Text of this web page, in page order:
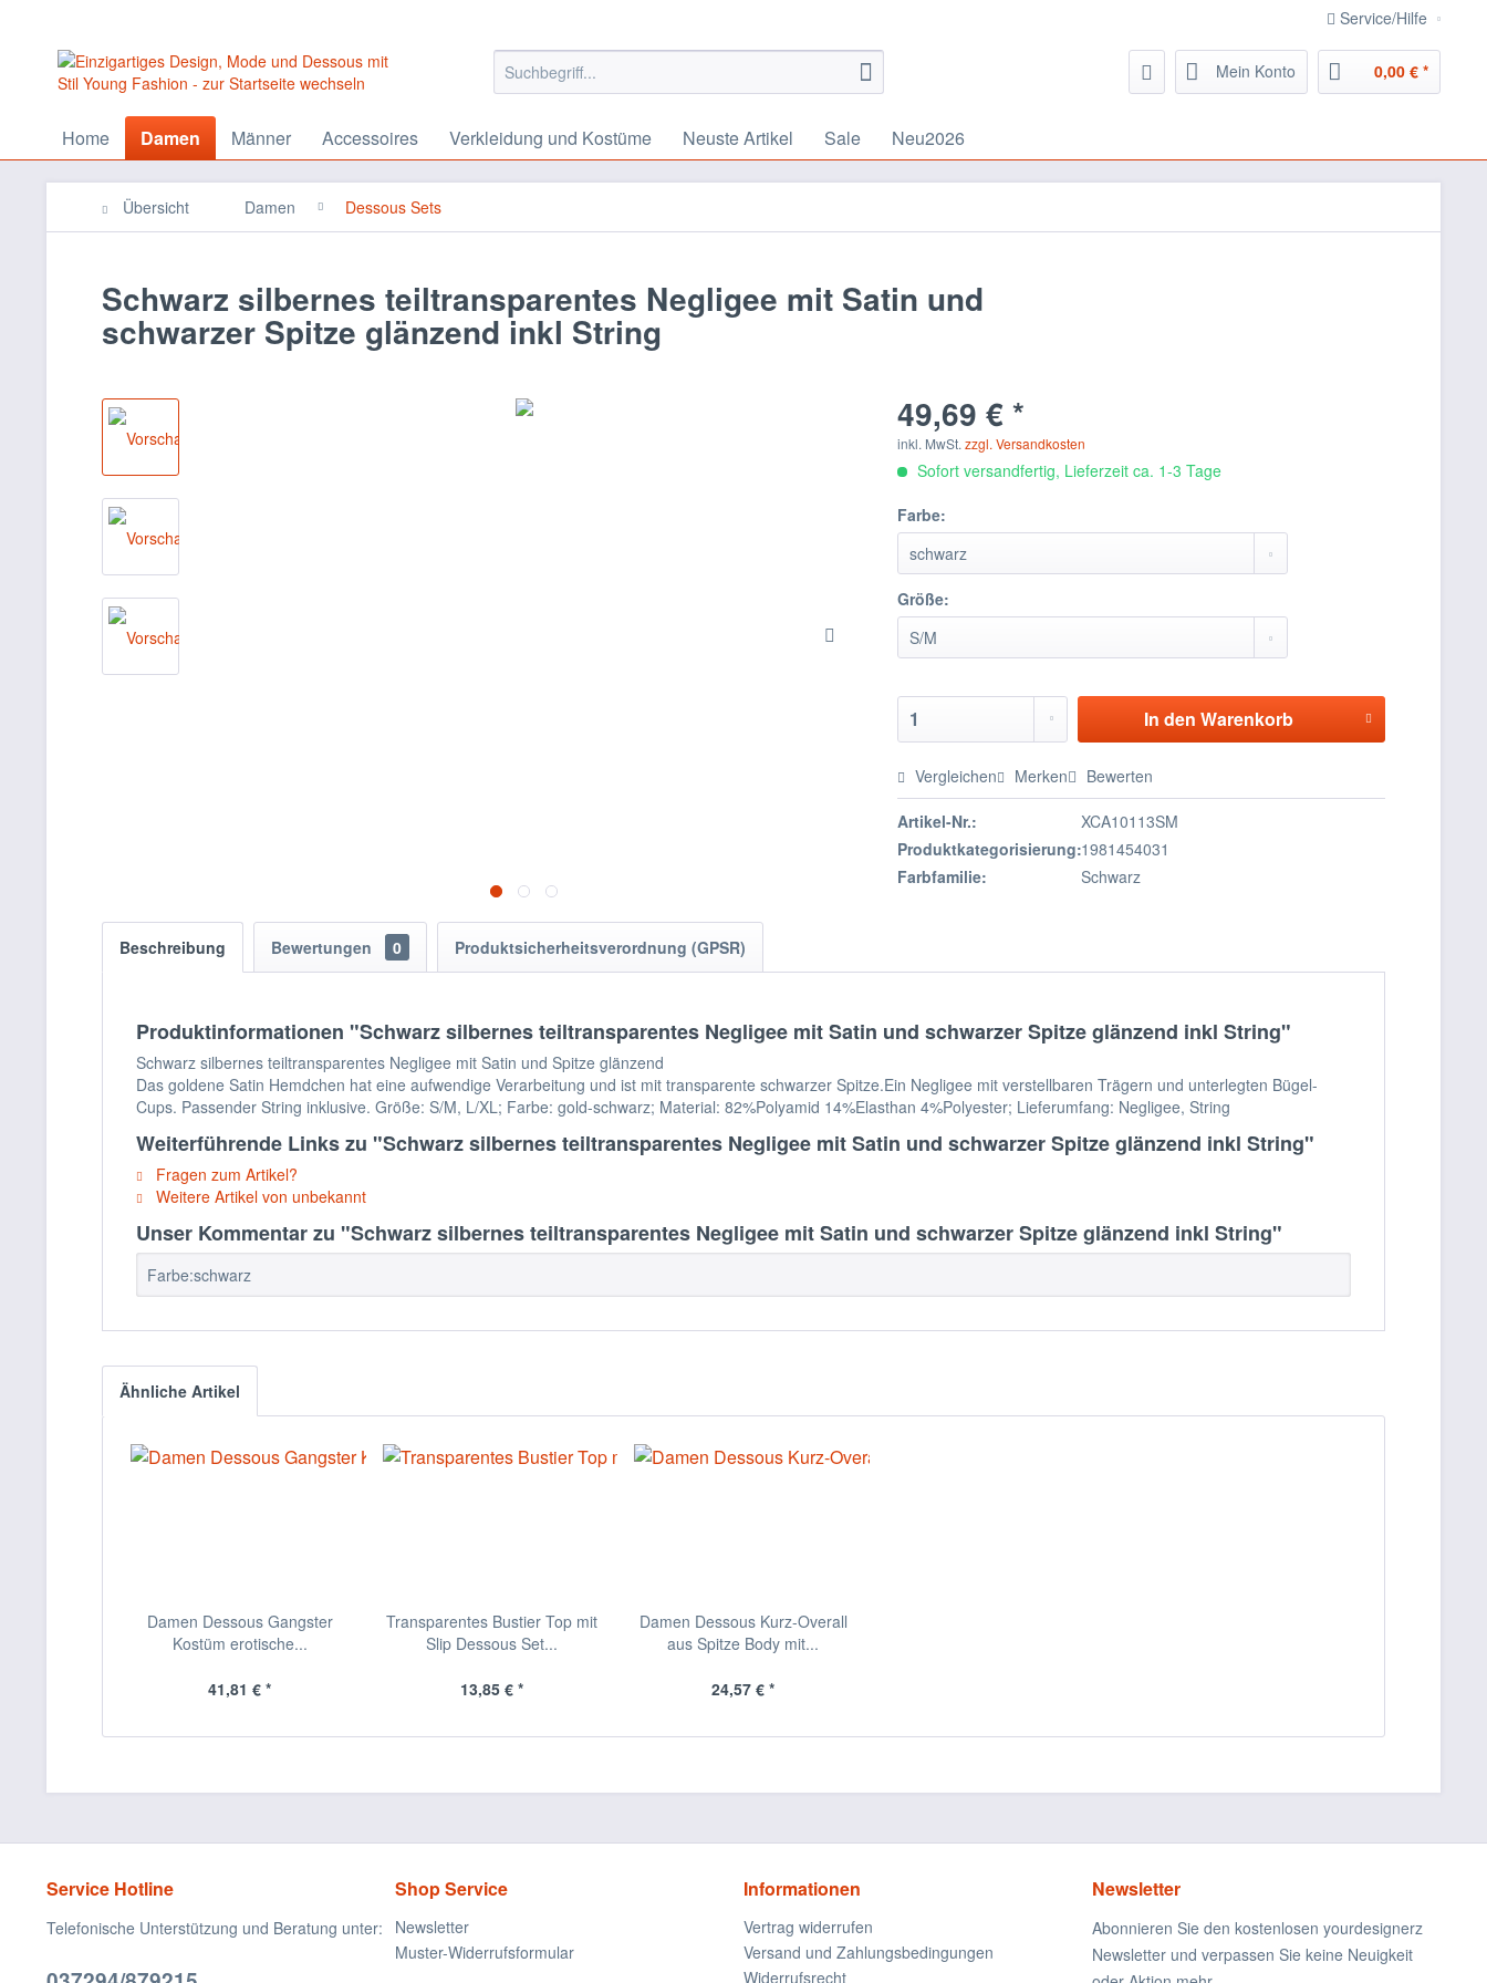
Service/Hilfe
Mein Konto 0,00 € *
Home Damen Männer Accessoires Verkleidung und Kostüme Neuste Artikel Sale Neu2026
Übersicht Damen Dessous Sets
Schwarz silbernes teiltransparentes Negligee mit Satin und
schwarzer Spitze glänzend inkl String
49,69 € *
inkl. MwSt.zzgl. Versandkosten
Sofort versandfertig, Lieferzeit ca. 1-3 Tage
Farbe:
Größe:
In den Warenkorb
Vergleichen Merken Bewerten
Artikel-Nr.:
XCA10113SM
Produktkategorisierung:1981454031
Farbfamilie:
Schwarz
Beschreibung Bewertungen 0 Produktsicherheitsverordnung (GPSR)
Produktinformationen "Schwarz silbernes teiltransparentes Negligee mit Satin und schwarzer Spitze glänzend inkl String"
Schwarz silbernes teiltransparentes Negligee mit Satin und Spitze glänzend
Das goldene Satin Hemdchen hat eine aufwendige Verarbeitung und ist mit transparente schwarzer Spitze.Ein Negligee mit verstellbaren Trägern und unterlegten Bügel-
Cups. Passender String inklusive. Größe: S/M, L/XL; Farbe: gold-schwarz; Material: 82%Polyamid 14%Elasthan 4%Polyester; Lieferumfang: Negligee, String
Weiterführende Links zu "Schwarz silbernes teiltransparentes Negligee mit Satin und schwarzer Spitze glänzend inkl String"
Fragen zum Artikel?
Weitere Artikel von unbekannt
Unser Kommentar zu "Schwarz silbernes teiltransparentes Negligee mit Satin und schwarzer Spitze glänzend inkl String"
Farbe:schwarz
Ähnliche Artikel
Damen Dessous Gangster
Kostüm erotische...
41,81 € *
Transparentes Bustier Top mit
Slip Dessous Set...
13,85 € *
Damen Dessous Kurz-Overall
aus Spitze Body mit...
24,57 € *
Service Hotline
Telefonische Unterstützung und Beratung unter:
Shop Service
Newsletter
Muster-Widerrufsformular
Informationen
Vertrag widerrufen
Versand und Zahlungsbedingungen
Widerrufsrecht
Newsletter
Abonnieren Sie den kostenlosen yourdesignerz
Newsletter und verpassen Sie keine Neuigkeit